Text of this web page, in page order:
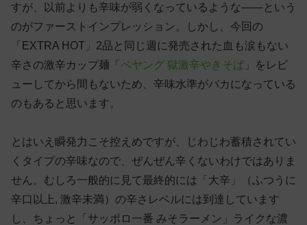
すが、以前よりも辛味が弱くなっているような——という
のがファーストインプレッション。しかし、今回の
「EXTRA HOT」2品と同じ週に発売された血も涙もない
辛さの激辛カップ麺「 ペヤング 獄激辛やきそば 」をレビ
ューしてから間もないため、辛味水準がバカになっている
のもあると思います。
とはいえ瞬発力こそ控えめですが、じわじわ蓄積されてい
くタイプの辛味なので、ぜんぜん辛くないわけではありま
せん。むしろ一般的に見て最終的には「大辛」（ふつうに
辛口以上, 激辛未満）の辛さレベルには到達しています
し、ちょっと「サッポロ一番 みそラーメン」ライクな濃